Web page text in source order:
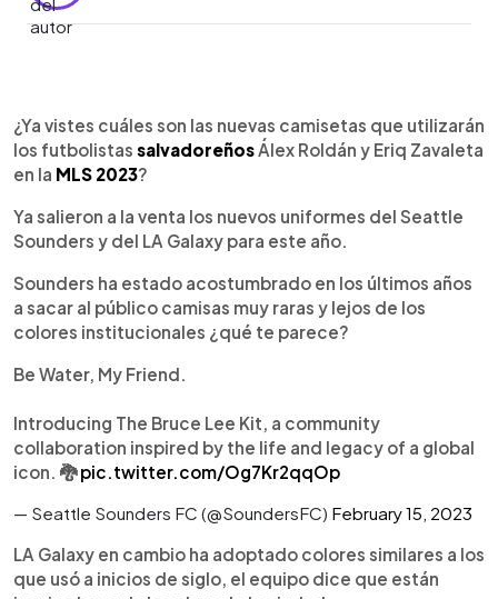
► Escuchar artículo
¿Ya vistes cuáles son las nuevas camisetas que utilizarán
los futbolistas salvadoreñosÁlex Roldán y Eriq Zavaleta
en la MLS 2023?
Ya salieron a la venta los nuevos uniformes del Seattle
Sounders y del LA Galaxy para este año.
Sounders ha estado acostumbrado en los últimos años
a sacar al público camisas muy raras y lejos de los
colores institucionales ¿qué te parece?
Be Water, My Friend.
Introducing The Bruce Lee Kit, a community
collaboration inspired by the life and legacy of a global
icon. 🐉pic.twitter.com/Og7Kr2qqOp
— Seattle Sounders FC (@SoundersFC) February 15, 2023
LA Galaxy en cambio ha adoptado colores similares a los
que usó a inicios de siglo, el equipo dice que están